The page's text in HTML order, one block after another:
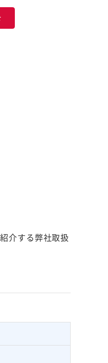
介する弊社取扱